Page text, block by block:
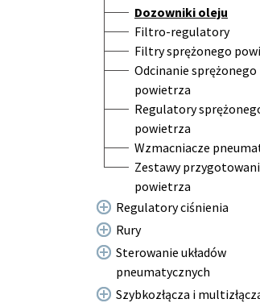
Dozowniki oleju
Filtro-regulatory
Filtry sprężonego
Odcinanie sprężonego
powietrza
Regulatory
powietrza
Wzmacniacze
Zestawy
powietrza
Regulatory ciśnienia
Rury
Sterowanie układów
pneumatycznych
Szybkozłącza i